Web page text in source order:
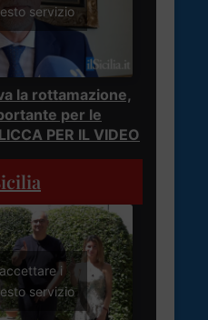
servizio
la rottamazione,
per le
PER IL VIDEO
i
servizio